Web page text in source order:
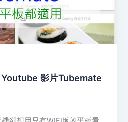
Youtube 影片Tubemate